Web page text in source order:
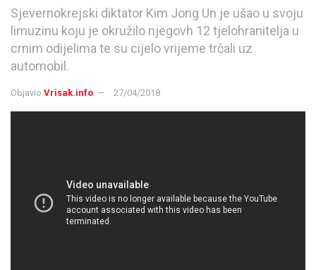
Sjevernokrejski diktator Kim Jong Un je ušao u svoju
limuzinu koju je okružilo njegovh 12 tjelohranitelja u
crnim odijelima te su cijelo vrijeme trčali uz
automobil.
Objavio Vrisak.info 27/04/2018